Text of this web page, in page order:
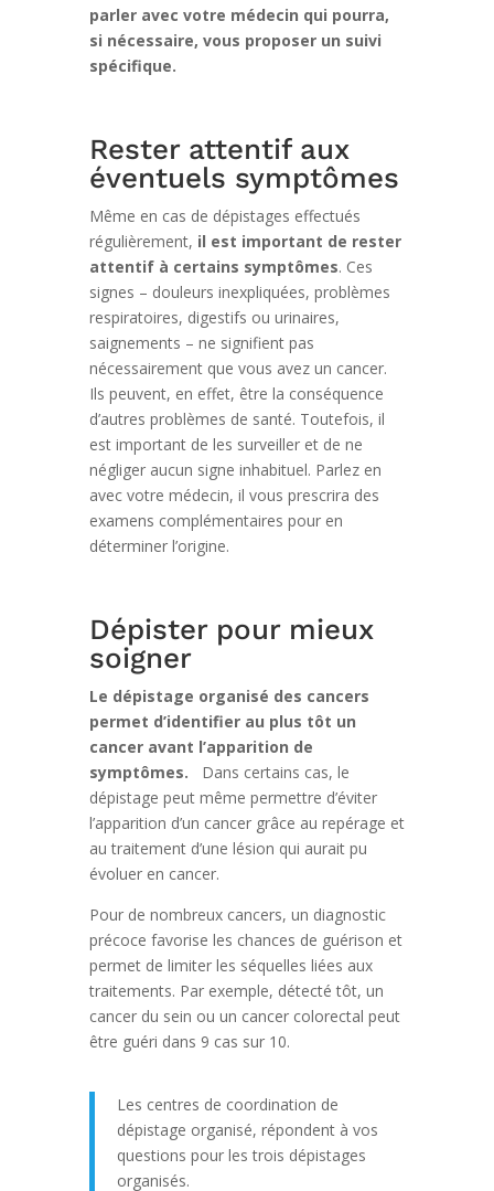
parler avec votre médecin qui pourra,
si nécessaire, vous proposer un suivi
spécifique.
Rester attentif aux
éventuels symptômes
Même en cas de dépistages effectués
régulièrement, il est important de rester
attentif à certains symptômes. Ces
signes – douleurs inexpliquées, problèmes
respiratoires, digestifs ou urinaires,
saignements – ne signifient pas
nécessairement que vous avez un cancer.
Ils peuvent, en effet, être la conséquence
d’autres problèmes de santé. Toutefois, il
est important de les surveiller et de ne
négliger aucun signe inhabituel. Parlez en
avec votre médecin, il vous prescrira des
examens complémentaires pour en
déterminer l’origine.
Dépister pour mieux
soigner
Le dépistage organisé des cancers
permet d’identifier au plus tôt un
cancer avant l’apparition de
symptômes.
Dans certains cas, le
dépistage peut même permettre d’éviter
l’apparition d’un cancer grâce au repérage et
au traitement d’une lésion qui aurait pu
évoluer en cancer.
Pour de nombreux cancers, un diagnostic
précoce favorise les chances de guérison et
permet de limiter les séquelles liées aux
traitements. Par exemple, détecté tôt, un
cancer du sein ou un cancer colorectal peut
être guéri dans 9 cas sur 10.
Les centres de coordination de
dépistage organisé, répondent à vos
questions pour les trois dépistages
organisés.